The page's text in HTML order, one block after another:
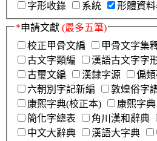
字形收錄
系統 形體資
*申請文獻 (最多五筆)
校正甲骨文編
甲骨文字集
古文字類編
漢語古文字字
古璽文編
漢隸字源 偏
六朝別字記新編
敦煌俗字
康熙字典(校正本)
康熙字典
簡化字總表
角川漢和辭典
中文大辭典
漢語大字典